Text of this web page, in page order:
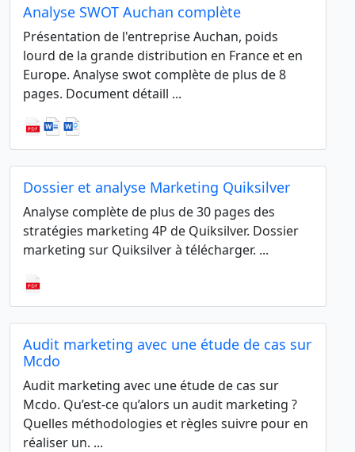
Analyse SWOT Auchan complète
Présentation de l'entreprise Auchan, poids
lourd de la grande distribution en France et en
Europe. Analyse swot complète de plus de 8
pages. Document détaill ...
Dossier et analyse Marketing Quiksilver
Analyse complète de plus de 30 pages des
stratégies marketing 4P de Quiksilver. Dossier
marketing sur Quiksilver à télécharger. ...
Audit marketing avec une étude de cas sur
Mcdo
Audit marketing avec une étude de cas sur
Mcdo. Qu’est-ce qu’alors un audit marketing ?
Quelles méthodologies et règles suivre pour en
réaliser un. ...